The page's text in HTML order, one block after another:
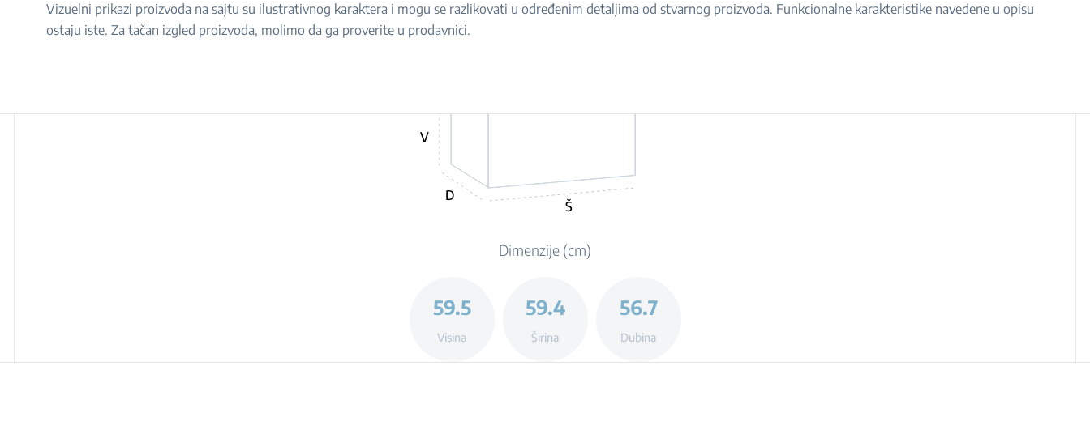
Vizuelni prikazi proizvoda na sajtu su ilustrativnog karaktera i mogu se razlikovati u određenim detaljima od stvarnog proizvoda. Funkcionalne karakteristike navedene u opisu
ostaju iste. Za tačan izgled proizvoda, molimo da ga proverite u prodavnici.
V
D
Š
Dimenzije (cm)
59.5
Visina
59.4
Širina
56.7
Dubina